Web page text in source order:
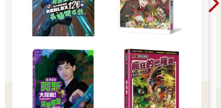
「手錶都沒有傳任何訊息給你？對了，它會說話嗎？」
「不知道。那天之後我就沒再看過幻雲號，沒機會問。」
「從你奶奶家回來時，沒有再搭幻雲號嗎？」沐沐也好奇的問。
「沒有。而且最近也沒有機會再南下去看奶奶。」志典愈說愈沮
喪，腰也愈彎愈低。
「唉，會不會他們早就忘了你是實習列車長？」
「陳、欣、尚！」沐沐瞪著阿尚，用尖銳的聲音喊道。
「唉唷，怎樣了啦！」阿尚舉起雙手，作勢擋住沐沐的目光。
「你真的很白目吔！志典已經這麼失望了，你還在旁邊火上加